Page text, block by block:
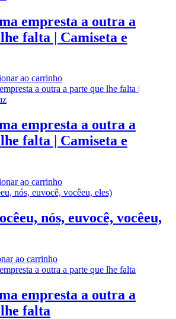
empresta a outra a
falta | Camiseta e
ao carrinho
empresta a outra a
falta | Camiseta e
ao carrinho
nós, euvocê, vocêeu,
ao carrinho
empresta a outra a
falta